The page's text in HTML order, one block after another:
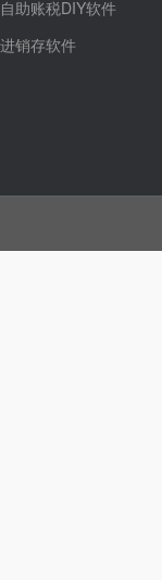
自助账税DIY软件
进销存软件